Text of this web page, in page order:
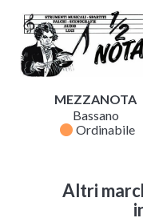
MEZZANOTA
Bassano
fiber_manual_record Ordinabile
Altri